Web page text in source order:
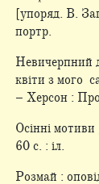
[упоряд. В.
портр.
Невичерпний
квіти з мого
– Херсон :
Осінні
60 с. : іл.
Розмай :